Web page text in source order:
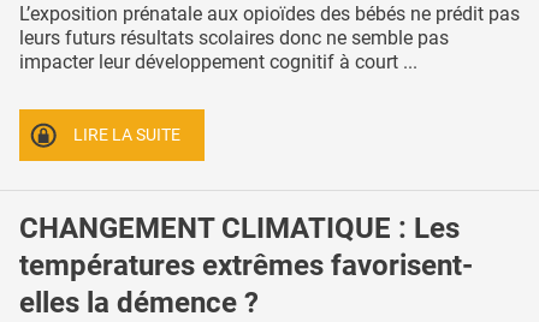
L’exposition prénatale aux opioïdes des bébés ne prédit pas
leurs futurs résultats scolaires donc ne semble pas
impacter leur développement cognitif à court ...
LIRE LA SUITE
CHANGEMENT CLIMATIQUE : Les
températures extrêmes favorisent-
elles la démence ?